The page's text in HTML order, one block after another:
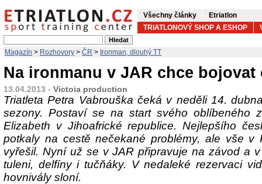
Všechny články
Etriatlon
TRIATLONOVÝ SHOP A ESHOP
Magazín > Rozhovory > ČR > Ironman, dlouhý TT
Na ironmanu v JAR chce bojovat
13.04.2013 - Victoia production
Triatleta Petra Vabrouška čeká v neděli 14.
sezony. Postaví se na start svého oblíbeného
Elizabeth v Jihoafrické republice. Nejlepšího
potkaly na cestě nečekané problémy, ale vše v
vyřešil. Nyní už se v JAR připravuje na závod a
tuleni, delfíny i tučňáky. V nedaleké rezervaci
hovnivály sloní.